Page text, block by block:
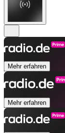
Mehr erfahren
Mehr erfahren